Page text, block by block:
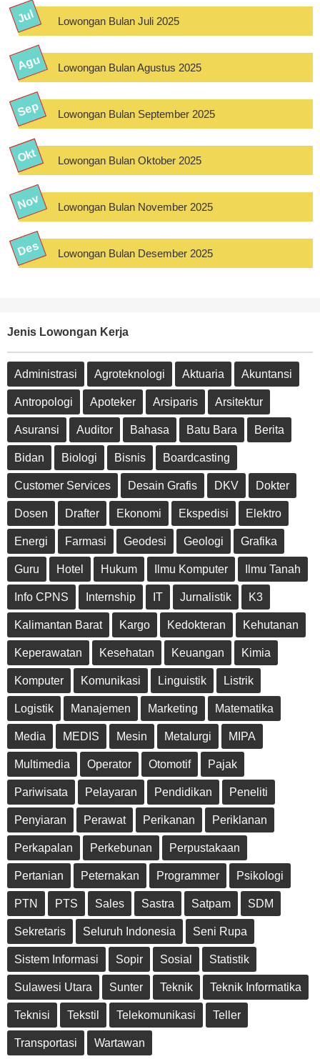
Lowongan Bulan Juli 2025
Lowongan Bulan Agustus 2025
Lowongan Bulan September 2025
Lowongan Bulan Oktober 2025
Lowongan Bulan November 2025
Lowongan Bulan Desember 2025
Jenis Lowongan Kerja
Administrasi Agroteknologi Aktuaria Akuntansi
Antropologi Apoteker Arsiparis Arsitektur
Asuransi Auditor Bahasa Batu Bara Berita
Bidan Biologi Bisnis Boardcasting
Customer Services Desain Grafis DKV Dokter
Dosen Drafter Ekonomi Ekspedisi Elektro
Energi Farmasi Geodesi Geologi Grafika
Guru Hotel Hukum Ilmu Komputer Ilmu Tanah
Info CPNS Internship IT Jurnalistik K3
Kalimantan Barat Kargo Kedokteran Kehutanan
Keperawatan Kesehatan Keuangan Kimia
Komputer Komunikasi Linguistik Listrik
Logistik Manajemen Marketing Matematika
Media MEDIS Mesin Metalurgi MIPA
Multimedia Operator Otomotif Pajak
Pariwisata Pelayaran Pendidikan Peneliti
Penyiaran Perawat Perikanan Periklanan
Perkapalan Perkebunan Perpustakaan
Pertanian Peternakan Programmer Psikologi
PTN PTS Sales Sastra Satpam SDM
Sekretaris Seluruh Indonesia Seni Rupa
Sistem Informasi Sopir Sosial Statistik
Sulawesi Utara Sunter Teknik Teknik Informatika
Teknisi Tekstil Telekomunikasi Teller
Transportasi Wartawan